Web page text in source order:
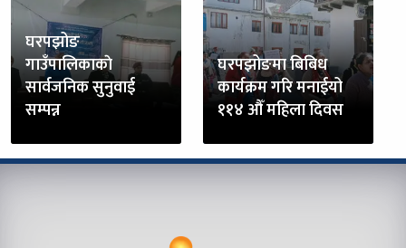
घरपझोङ
गाउँपालिकाकाे
सार्वजनिक सुनुवाई
सम्पन्न
घरपझोङमा बिबिध
कार्यक्रम गरि मनाईयो
११४ औँ महिला दिवस